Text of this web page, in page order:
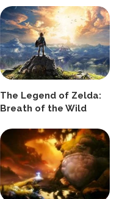
The Legend of Zelda:
Breath of the Wild